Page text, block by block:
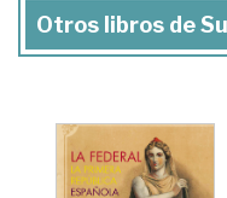
Otros libros de